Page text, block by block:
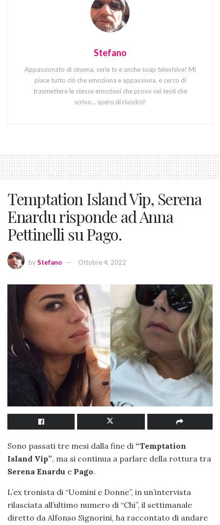
Stefano
Appassionato di cinema, serie tv e anche soap televisive! Mi
piace tutto ciò che emoziona e appassiona, e cerco di
trasmettere le stesse emozioni che provo nei testi che
scrivo... spero di riuscirci!
Temptation Island Vip, Serena
Enardu risponde ad Anna
Pettinelli su Pago.
byStefano Ottobre 4, 2022
Sono passati tre mesi dalla fine di “Temptation
Island Vip”, ma si continua a parlare della rottura tra
Serena Enardu e Pago.
L’ex tronista di “Uomini e Donne”, in un’intervista
rilasciata all’ultimo numero di “Chi”, il settimanale
diretto da Alfonso Signorini, ha raccontato di andare